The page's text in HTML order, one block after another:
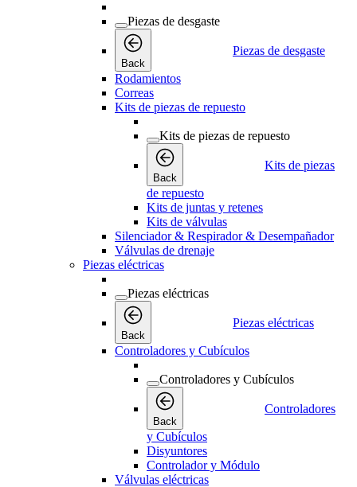
Piezas de desgaste
Back
Piezas de desgaste
Rodamientos
Correas
Kits de piezas de repuesto
Kits de piezas de repuesto
Back
Kits de piezas
de repuesto
Kits de juntas y retenes
Kits de válvulas
Silenciador & Respirador & Desempañador
Válvulas de drenaje
Piezas eléctricas
Piezas eléctricas
Back
Piezas eléctricas
Controladores y Cubículos
Controladores y Cubículos
Back
Controladores
y Cubículos
Disyuntores
Controlador y Módulo
Válvulas eléctricas